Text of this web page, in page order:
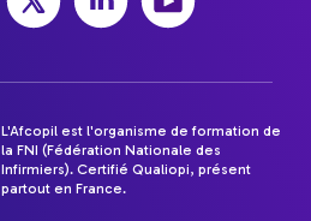
L'Afcopil est l'organisme de formation de
la FNI (Fédération Nationale des
Infirmiers). Certifié Qualiopi, présent
partout en France.